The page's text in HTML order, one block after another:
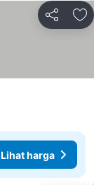
Bagikan
Lihat harga